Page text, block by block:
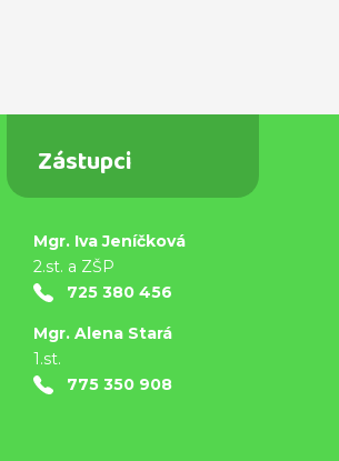
Zástupci
Mgr. Iva Jeníčková
2.st. a ZŠP
725 380 456
Mgr. Alena Stará
1.st.
775 350 908